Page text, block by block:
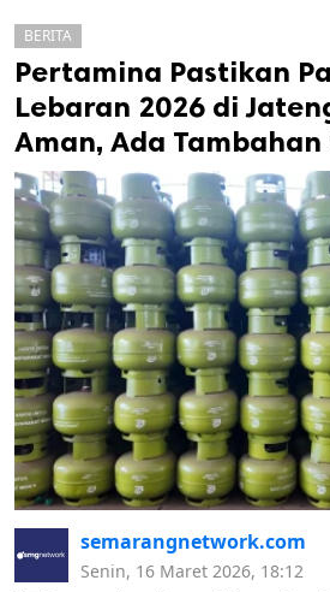
cipta.
BERITA
Pertamina Pastikan
Lebaran 2026 di
Aman, Ada Tambahan
semarangnetwork.com
Senin, 16 Maret 2026, 18:12